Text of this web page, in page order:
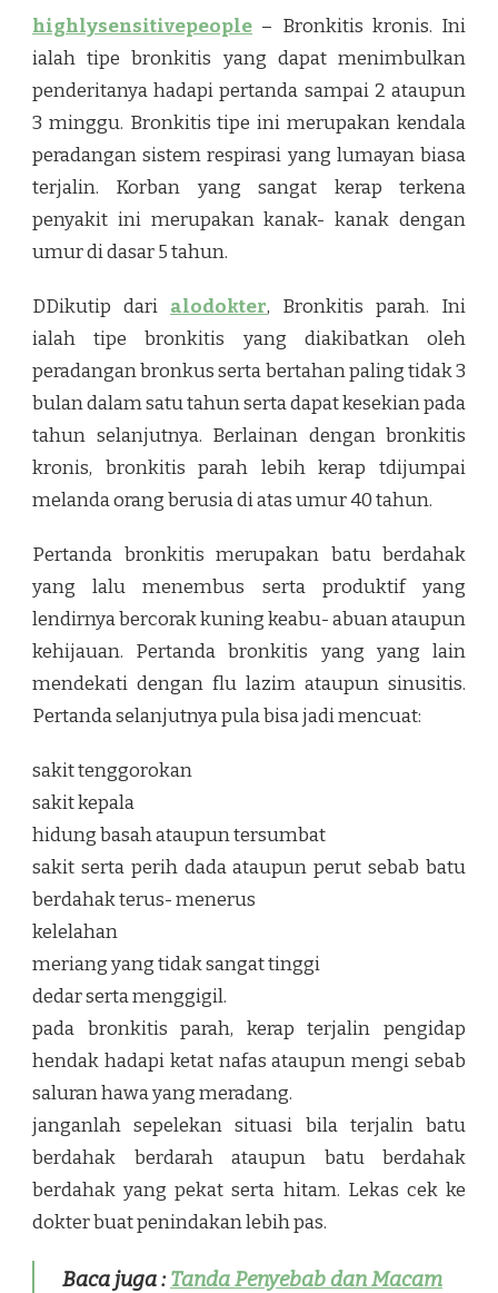
highlysensitivepeople – Bronkitis kronis. Ini
ialah tipe bronkitis yang dapat menimbulkan
penderitanya hadapi pertanda sampai 2 ataupun
3 minggu. Bronkitis tipe ini merupakan kendala
peradangan sistem respirasi yang lumayan biasa
terjalin. Korban yang sangat kerap terkena
penyakit ini merupakan kanak- kanak dengan
umur di dasar 5 tahun.
DDikutip dari alodokter, Bronkitis parah. Ini
ialah tipe bronkitis yang diakibatkan oleh
peradangan bronkus serta bertahan paling tidak 3
bulan dalam satu tahun serta dapat kesekian pada
tahun selanjutnya. Berlainan dengan bronkitis
kronis, bronkitis parah lebih kerap tdijumpai
melanda orang berusia di atas umur 40 tahun.
Pertanda bronkitis merupakan batu berdahak
yang lalu menembus serta produktif yang
lendirnya bercorak kuning keabu- abuan ataupun
kehijauan. Pertanda bronkitis yang yang lain
mendekati dengan flu lazim ataupun sinusitis.
Pertanda selanjutnya pula bisa jadi mencuat:
sakit tenggorokan
sakit kepala
hidung basah ataupun tersumbat
sakit serta perih dada ataupun perut sebab batu
berdahak terus- menerus
kelelahan
meriang yang tidak sangat tinggi
dedar serta menggigil.
pada bronkitis parah, kerap terjalin pengidap
hendak hadapi ketat nafas ataupun mengi sebab
saluran hawa yang meradang.
janganlah sepelekan situasi bila terjalin batu
berdahak berdarah ataupun batu berdahak
berdahak yang pekat serta hitam. Lekas cek ke
dokter buat penindakan lebih pas.
Baca juga :Tanda Penyebab dan Macam